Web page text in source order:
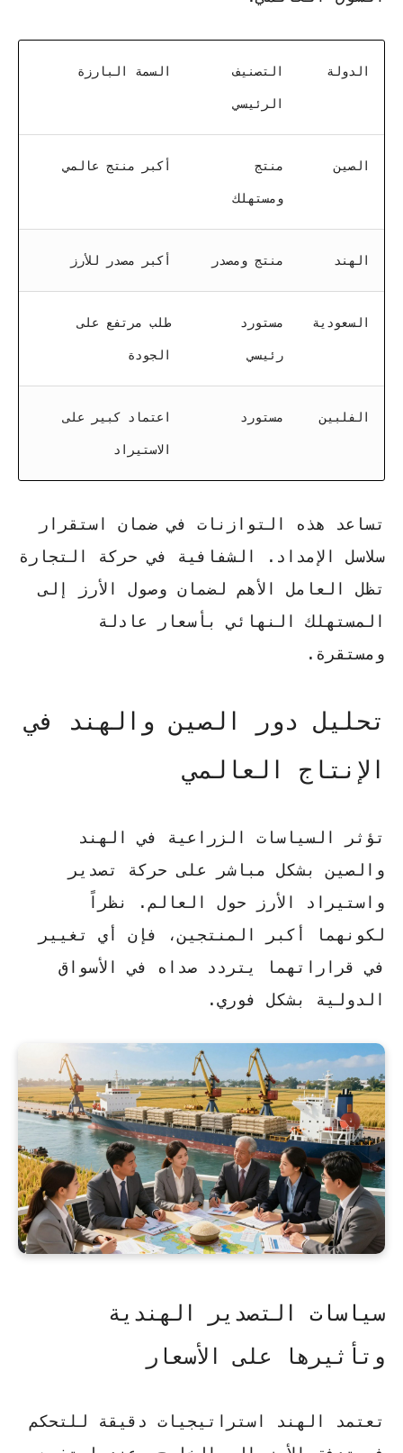
الدولة التصنيف
الرئيسي
السمة البارزة
الصين منتج
ومستهلك
أكبر منتج عالمي
الهند منتج ومصدر أكبر مصدر للأرز
السعودية مستورد
رئيسي
طلب مرتفع على
الجودة
الفلبين مستورد اعتماد كبير على
الاستيراد
تساعد هذه التوازنات في ضمان استقرار
سلاسل الإمداد.
الشفافية في حركة التجارة
تظل العامل الأهم لضمان وصول الأرز إلى
المستهلك النهائي بأسعار عادلة
ومستقرة.
تحليل دور الصين والهند في
الإنتاج العالمي
تؤثر السياسات الزراعية في الهند
والصين بشكل مباشر على حركة
تصدير
واستيراد الأرز
حول العالم. نظراً
لكونهما أكبر المنتجين، فإن أي تغيير
في قراراتهما يتردد صداه في الأسواق
الدولية بشكل فوري.
سياسات التصدير الهندية
وتأثيرها على الأسعار
تعتمد الهند استراتيجيات دقيقة للتحكم